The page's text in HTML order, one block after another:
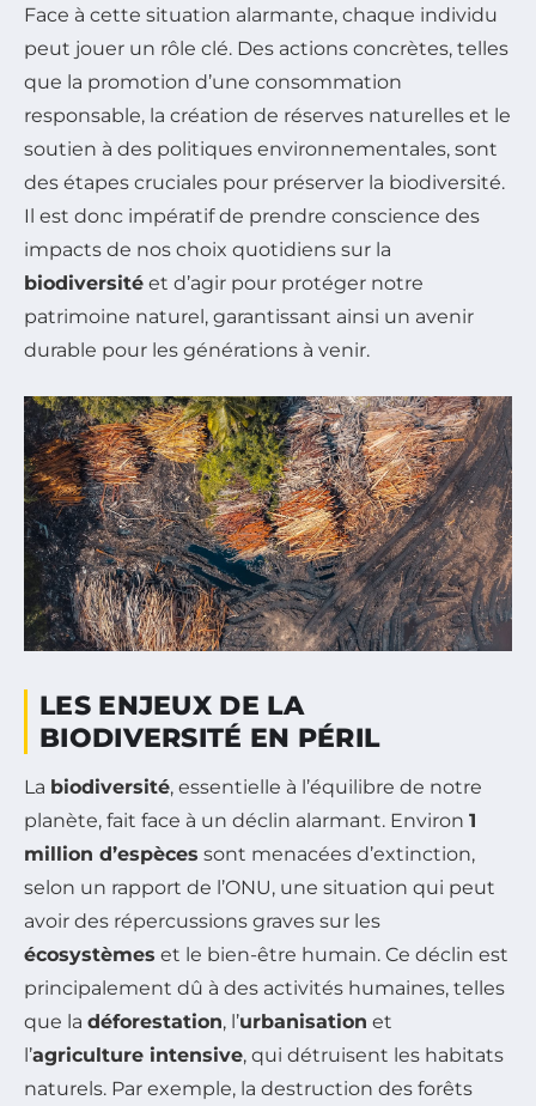
Face à cette situation alarmante, chaque individu
peut jouer un rôle clé. Des actions concrètes, telles
que la promotion d’une consommation
responsable, la création de réserves naturelles et le
soutien à des politiques environnementales, sont
des étapes cruciales pour préserver la biodiversité.
Il est donc impératif de prendre conscience des
impacts de nos choix quotidiens sur la
biodiversité et d’agir pour protéger notre
patrimoine naturel, garantissant ainsi un avenir
durable pour les générations à venir.
LES ENJEUX DE LA
BIODIVERSITÉ EN PÉRIL
La biodiversité, essentielle à l’équilibre de notre
planète, fait face à un déclin alarmant. Environ 1
million d’espèces sont menacées d’extinction,
selon un rapport de l’ONU, une situation qui peut
avoir des répercussions graves sur les
écosystèmes et le bien-être humain. Ce déclin est
principalement dû à des activités humaines, telles
que la déforestation, l’urbanisation et
l’agriculture intensive, qui détruisent les habitats
naturels. Par exemple, la destruction des forêts